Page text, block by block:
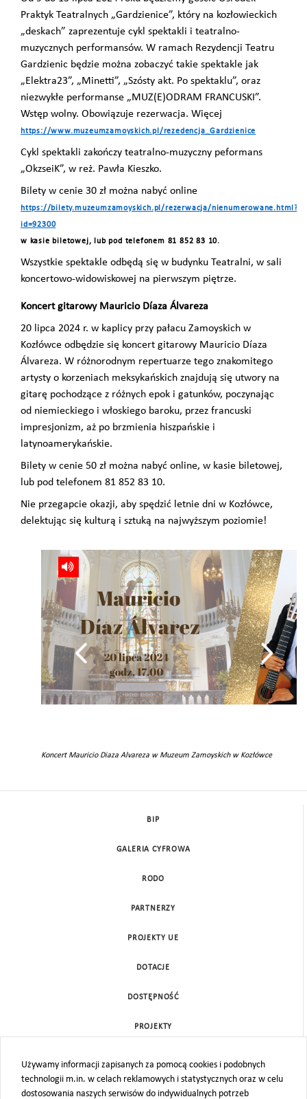
Praktyk Teatralnych „Gardzienice”, który na kozłowieckich
„deskach” zaprezentuje cykl spektakli i teatralno-
muzycznych performansów. W ramach Rezydencji Teatru
Gardzienic będzie można zobaczyć takie spektakle jak
„Elektra23”, „Minetti”, „Szósty akt. Po spektaklu”, oraz
niezwykłe performanse „MUZ(E)ODRAM FRANCUSKI”.
Wstęp wolny. Obowiązuje rezerwacja. Więcej
https://www.muzeumzamoyskich.pl/rezedencja_Gardzienice
Cykl spektakli zakończy teatralno-muzyczny peformans
„OkzseiK”, w reż. Pawła Kieszko.
Bilety w cenie 30 zł można nabyć online
https://bilety.muzeumzamoyskich.pl/rezerwacja/nienumerowane.html?
id=92300
w kasie biletowej, lub pod telefonem 81 852 83 10.
Wszystkie spektakle odbędą się w budynku Teatralni, w sali
koncertowo-widowiskowej na pierwszym piętrze.
Koncert gitarowy Mauricio Díaza Álvareza
20 lipca 2024 r. w kaplicy przy pałacu Zamoyskich w
Kozłówce odbędzie się koncert gitarowy Mauricio Díaza
Álvareza. W różnorodnym repertuarze tego znakomitego
artysty o korzeniach meksykańskich znajdują się utwory na
gitarę pochodzące z różnych epok i gatunków, poczynając
od niemieckiego i włoskiego baroku, przez francuski
impresjonizm, aż po brzmienia hiszpańskie i
latynoamerykańskie.
Bilety w cenie 50 zł można nabyć online, w kasie biletowej,
lub pod telefonem 81 852 83 10.
Nie przegapcie okazji, aby spędzić letnie dni w Kozłówce,
delektując się kulturą i sztuką na najwyższym poziomie!
Koncert Mauricio Diaza Alvareza w Muzeum Zamoyskich w Kozłówce
Używamy informacji zapisanych za pomocą cookies i podobnych
technologii m.in. w celach reklamowych i statystycznych oraz w celu
dostosowania naszych serwisów do indywidualnych potrzeb
BIP
GALERIA CYFROWA
RODO
PARTNERZY
PROJEKTY UE
DOTACJE
DOSTĘPNOŚĆ
PROJEKTY
MAPA STRONY